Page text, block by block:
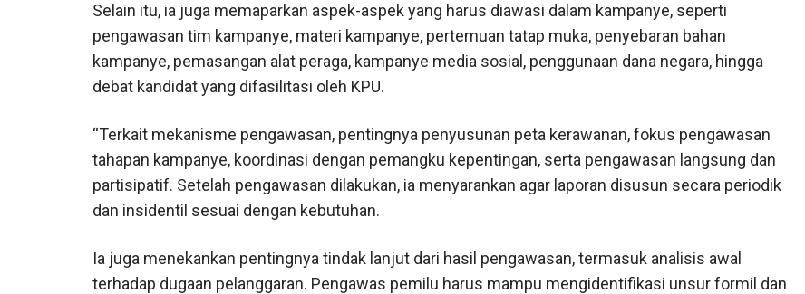
Selain itu, ia juga memaparkan aspek-aspek yang harus diawasi dalam kampanye, seperti
pengawasan tim kampanye, materi kampanye, pertemuan tatap muka, penyebaran bahan
kampanye, pemasangan alat peraga, kampanye media sosial, penggunaan dana negara, hingga
debat kandidat yang difasilitasi oleh KPU.
“Terkait mekanisme pengawasan, pentingnya penyusunan peta kerawanan, fokus pengawasan
tahapan kampanye, koordinasi dengan pemangku kepentingan, serta pengawasan langsung dan
partisipatif. Setelah pengawasan dilakukan, ia menyarankan agar laporan disusun secara periodik
dan insidentil sesuai dengan kebutuhan.
Ia juga menekankan pentingnya tindak lanjut dari hasil pengawasan, termasuk analisis awal
terhadap dugaan pelanggaran. Pengawas pemilu harus mampu mengidentifikasi unsur formil dan